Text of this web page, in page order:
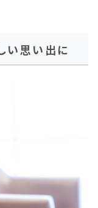
い思い出に